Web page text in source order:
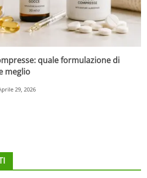
quale formulazione di
meglio
29, 2026